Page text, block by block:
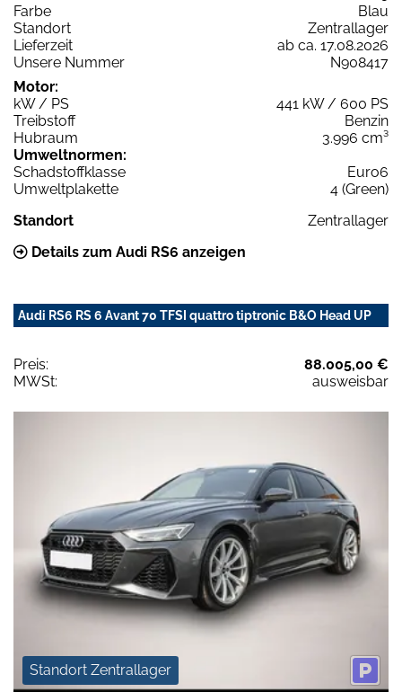
Farbe
Blau
Standort
Zentrallager
Lieferzeit
ab ca. 17.08.2026
Unsere Nummer
N908417
Motor:
kW / PS
441 kW / 600 PS
Treibstoff
Benzin
Hubraum
3.996 cm³
Umweltnormen:
Schadstoffklasse
Euro6
Umweltplakette
4 (Green)
Standort
Zentrallager
Details zum Audi RS6 anzeigen
Audi RS6 RS 6 Avant 70 TFSI quattro tiptronic B&O Head UP
Preis:
88.005,00 €
MWSt:
ausweisbar
Standort Zentrallager